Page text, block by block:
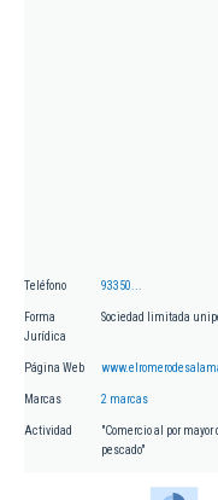
Teléfono 93350...
Forma
Jurídica
Sociedad limitada
Página Web
Marcas 2 marcas
Actividad
"Comercio al por mayor
pescado"